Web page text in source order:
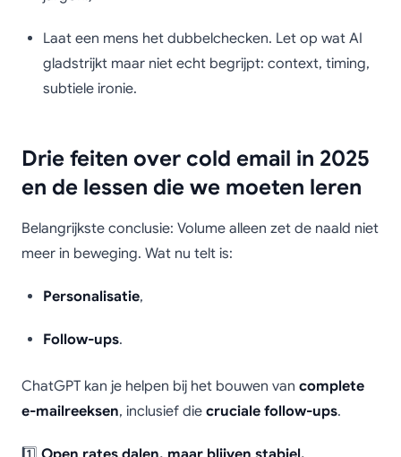
Laat een mens het dubbelchecken. Let op wat AI
gladstrijkt maar niet echt begrijpt: context, timing,
subtiele ironie.
Drie feiten over cold email in 2025
en de lessen die we moeten leren
Belangrijkste conclusie: Volume alleen zet de naald niet
meer in beweging. Wat nu telt is:
Personalisatie,
Follow-ups.
ChatGPT kan je helpen bij het bouwen van complete
e-mailreeksen, inclusief die cruciale follow-ups.